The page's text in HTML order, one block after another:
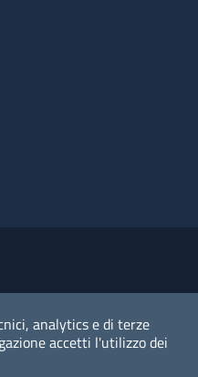
analytics e di terze
accetti l'utilizzo dei
personale